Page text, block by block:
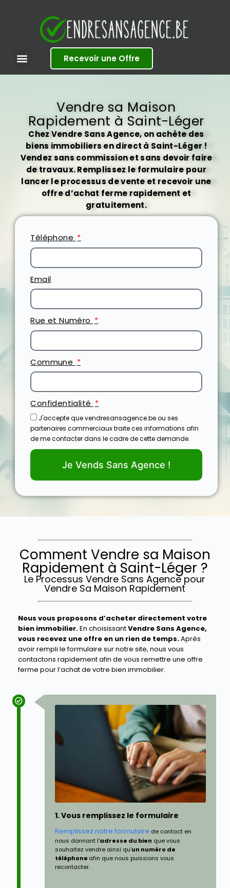
Recevoir une Offre
Vendre sa Maison
Rapidement à Saint-Léger
Chez Vendre Sans Agence, on achète des
biens immobiliers en direct à Saint-Léger !
Vendez sans commission et sans devoir faire
de travaux. Remplissez le formulaire pour
lancer le processus de vente et recevoir une
offre d’achat ferme rapidement et
gratuitement.
Téléphone
Email
Rue et Numéro
Commune
Confidentialité
J'accepte que vendresansagence.be ou ses
partenaires commerciaux traite ces informations afin
de me contacter dans le cadre de cette demande.
Je Vends Sans Agence !
Comment Vendre sa Maison
Rapidement à Saint-Léger ?
Le Processus Vendre Sans Agence pour
Vendre Sa Maison Rapidement
Nous vous proposons d’acheter directement votre
bien immobilier.En choisissantVendre Sans Agence,
vous recevez une offre en un rien de temps.Après
avoir rempli le formulaire sur notre site, nous vous
contactons rapidement afin de vous remettre une offre
ferme pour l’achat de votre bien immobilier.
1. Vous remplissez le formulaire
Remplissez notre formulaire de contact en
nous donnant l'adresse du bien que vous
souhaitez vendre ainsi qu'un numéro de
téléphone afin que nous puissions vous
recontacter.